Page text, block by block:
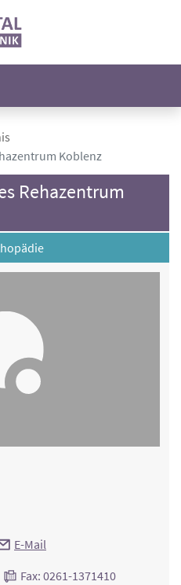
Koblenz
Rehazentrum
E-Mail
Fax: 0261-1371410